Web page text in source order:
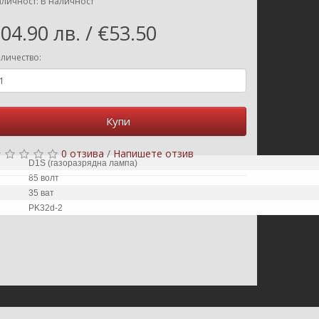
D1S (газоразрядна лампа)
85 волт
35 ват
PK32d-2
лв. / €53.50
Купи
0 отзива / Напишете отзив